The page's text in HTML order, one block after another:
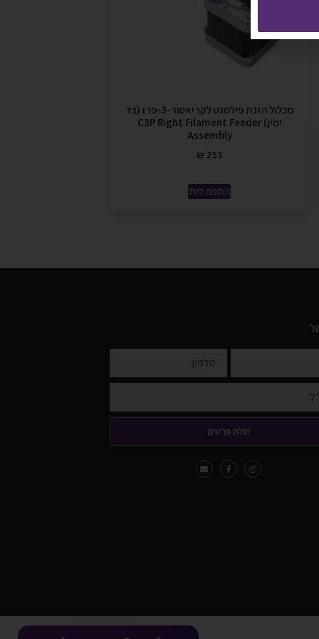
מכלול הזנת פילמנט לקריאטור-3-פרו (צד
ימין) C3P Right Filament Feeder
Assembly
₪ 253
הוספה לסל
שלח פרטים